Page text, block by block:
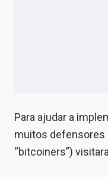
Conteúdo de Marca
Para ajudar a
muitos defensores
“bitcoiners”)